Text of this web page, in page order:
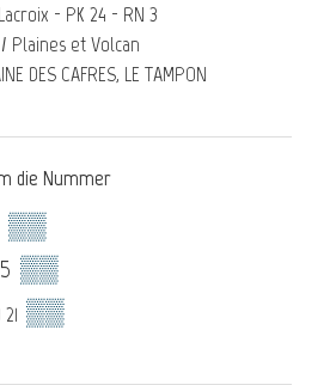
- PK 24 - RN 3
Plaines et Volcan
DES CAFRES, LE TAMPON
die Nummer
▒▒
▒▒
▒▒